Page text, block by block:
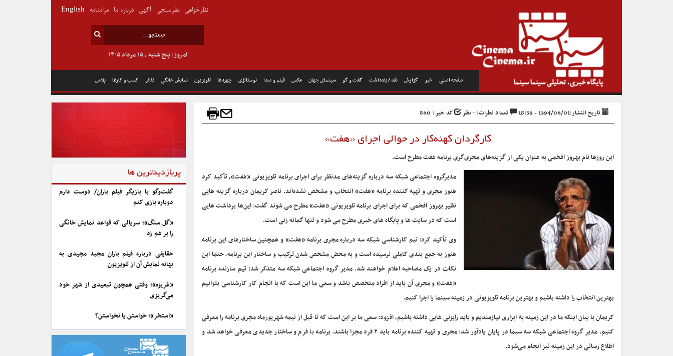
صفحه اصلی خبر گزارش نقد / یادداشت گفت و گو سینمای جهان عکس فیلم و صدا نوستالژی چهره ها تلویزیون نمایش خانگی تئاتر کسب و کارها پلاس
امروز: پنج شنبه , ۱۵ مرداد ۱۴۰۵
نظرخواهی نظرسنجی آگهی درباره ما مرامنامه English
تاریخ انتشار:1394/06/01 - 18:59 تعداد نظرات: ۰ نظر کد خبر : 860
کارگردان کهنه‌کار در حوالی اجرای «هفت»
این روزها نام بهروز افخمی به عنوان یکی از گزینه‌های مجری‌گری برنامه هفت مطرح است.
مدیرگروه اجتماعی شبکه سه درباره گزینه‌های مدنظر برای اجرای برنامه تلویزیونی «هفت»، تأکید کرد
هنوز مجری و تهیه کننده برنامه «هفت» انتخاب و مشخص نشده‌اند. ناصر کریمان درباره گزینه هایی
نظیر بهروز افخمی که برای اجرای برنامه تلویزیونی «هفت» مطرح می شوند گفت: این‌ها برداشت هایی
است که در سایت ها و پایگاه های خبری مطرح می شود و تنها گمانه زنی است.
وی تأکید کرد: تیم کارشناسی شبکه سه درباره مجری برنامه «هفت» و همچنین ساختارهای این برنامه
هنوز به جمع بندی کاملی نرسیده است و به محض مشخص شدن ترکیب و ساختار این برنامه، حتما این
نکات در یک مصاحبه اعلام خواهند شد. مدیر گروه اجتماعی شبکه سه متذکر شد: تیم سازنده برنامه
«هفت» و مجری آن باید از افراد متخصص باشد و سعی ما این است که با انجام کار کارشناسی بتوانیم
بهترین انتخاب را داشته باشیم و بهترین برنامه تلویزیونی در زمینه سینما را اجرا کنیم.
کریمان با بیان اینکه ما در این زمینه به ابزاری نیازمندیم و باید رایزنی هایی داشته باشیم، افزود: سعی ما بر این است که تا قبل از نیمه شهریورماه مجری برنامه را معرفی
کنیم. مدیر گروه اجتماعی شبکه سه سیما در پایان یادآور شد: مجری و تهیه کننده برنامه باید ۲ فرد مجزا باشند. برنامه با فرم و ساختار جدیدی معرفی خواهد شد و
اطلاع رسانی در این زمینه نیز انجام می‌شود.
پربازدیدترین ها
گفت‌وگو با بازیگر فیلم باران/ دوست دارم
دوباره بازی کنم
«گل سنگ»؛ سریالی که قواعد نمایش خانگی
را بر هم زد
حقایقی درباره فیلم باران مجید مجیدی به
بهانه نمایش آن از تلویزیون
«غریزه»؛ وقتی همچون تبعیدی از شهر خود
می‌گریزی
«استخر»؛ خواستن یا نخواستن؟